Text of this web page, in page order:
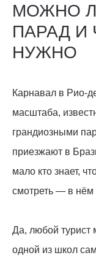
МОЖНО
ПАРАД И
НУЖНО
Карнавал в Рио-
масштаба,
грандиозными
приезжают в
мало кто знает,
смотреть — в нём
Да, любой турист
одной из школ